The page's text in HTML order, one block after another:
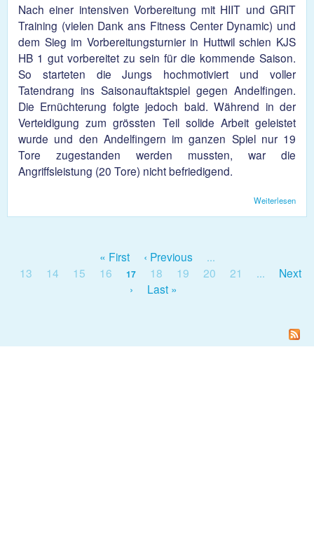
Nach einer intensiven Vorbereitung mit HIIT und GRIT
Training (vielen Dank ans Fitness Center Dynamic) und
dem Sieg im Vorbereitungsturnier in Huttwil schien KJS
HB 1 gut vorbereitet zu sein für die kommende Saison.
So starteten die Jungs hochmotiviert und voller
Tatendrang ins Saisonauftaktspiel gegen Andelfingen.
Die Ernüchterung folgte jedoch bald. Während in der
Verteidigung zum grössten Teil solide Arbeit geleistet
wurde und den Andelfingern im ganzen Spiel nur 19
Tore zugestanden werden mussten, war die
Angriffsleistung (20 Tore) nicht befriedigend.
Weiterlesen
Seiten « First ‹ Previous …
13 14 15 16 17 18 19 20 21 …
Next
›
Last »